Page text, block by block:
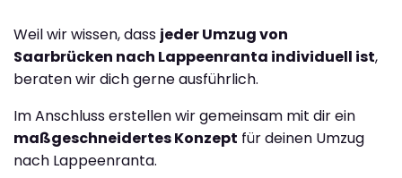
Weil wir wissen, dass jeder Umzug von
Saarbrücken nach Lappeenranta individuell ist,
beraten wir dich gerne ausführlich.
Im Anschluss erstellen wir gemeinsam mit dir ein
maßgeschneidertes Konzept für deinen Umzug
nach Lappeenranta.